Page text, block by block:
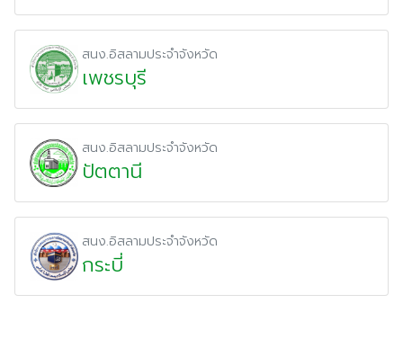
สนง.อิสลามประจำจังหวัด
เพชรบุรี
สนง.อิสลามประจำจังหวัด
ปัตตานี
สนง.อิสลามประจำจังหวัด
กระบี่